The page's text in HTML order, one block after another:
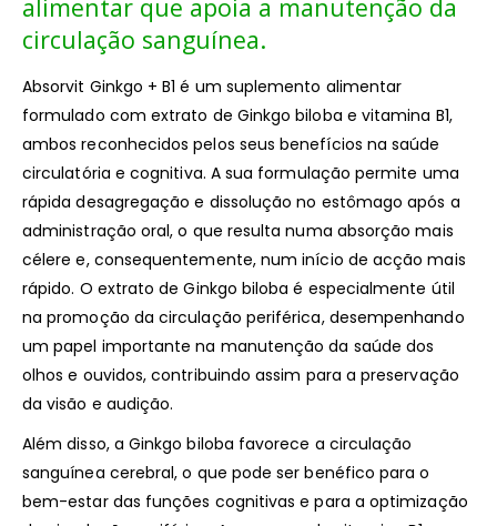
alimentar que apoia a manutenção da
circulação sanguínea.
Absorvit Ginkgo + B1 é um suplemento alimentar
formulado com extrato de Ginkgo biloba e vitamina B1,
ambos reconhecidos pelos seus benefícios na saúde
circulatória e cognitiva. A sua formulação permite uma
rápida desagregação e dissolução no estômago após a
administração oral, o que resulta numa absorção mais
célere e, consequentemente, num início de acção mais
rápido. O extrato de Ginkgo biloba é especialmente útil
na promoção da circulação periférica, desempenhando
um papel importante na manutenção da saúde dos
olhos e ouvidos, contribuindo assim para a preservação
da visão e audição.
Além disso, a Ginkgo biloba favorece a circulação
sanguínea cerebral, o que pode ser benéfico para o
bem-estar das funções cognitivas e para a optimização